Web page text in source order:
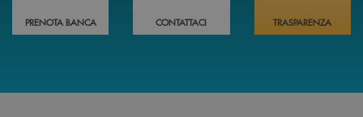
PRENOTA BANCA CONTATTACI TRASPARENZA